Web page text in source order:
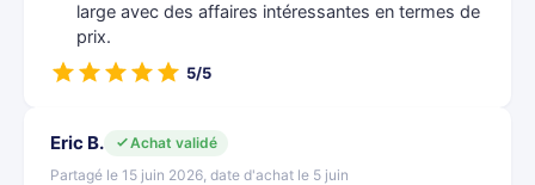
large avec des affaires intéressantes en termes de
prix.
5/5
Eric B.
Achat validé
Partagé le 15 juin 2026, date d'achat le 5 juin